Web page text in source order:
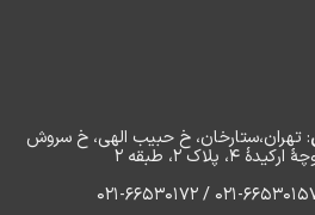
: تهران،ستارخان، خ حبیب الهی، خ سروش
۲، طبقه ۲